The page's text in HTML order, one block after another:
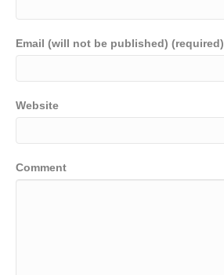
Email (will not be published) (required)
Website
Comment